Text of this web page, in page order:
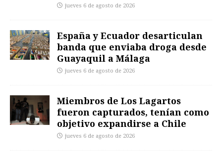
jueves 6 de agosto de 2026
España y Ecuador desarticulan
banda que enviaba droga desde
Guayaquil a Málaga
jueves 6 de agosto de 2026
Miembros de Los Lagartos
fueron capturados, tenían como
objetivo expandirse a Chile
jueves 6 de agosto de 2026